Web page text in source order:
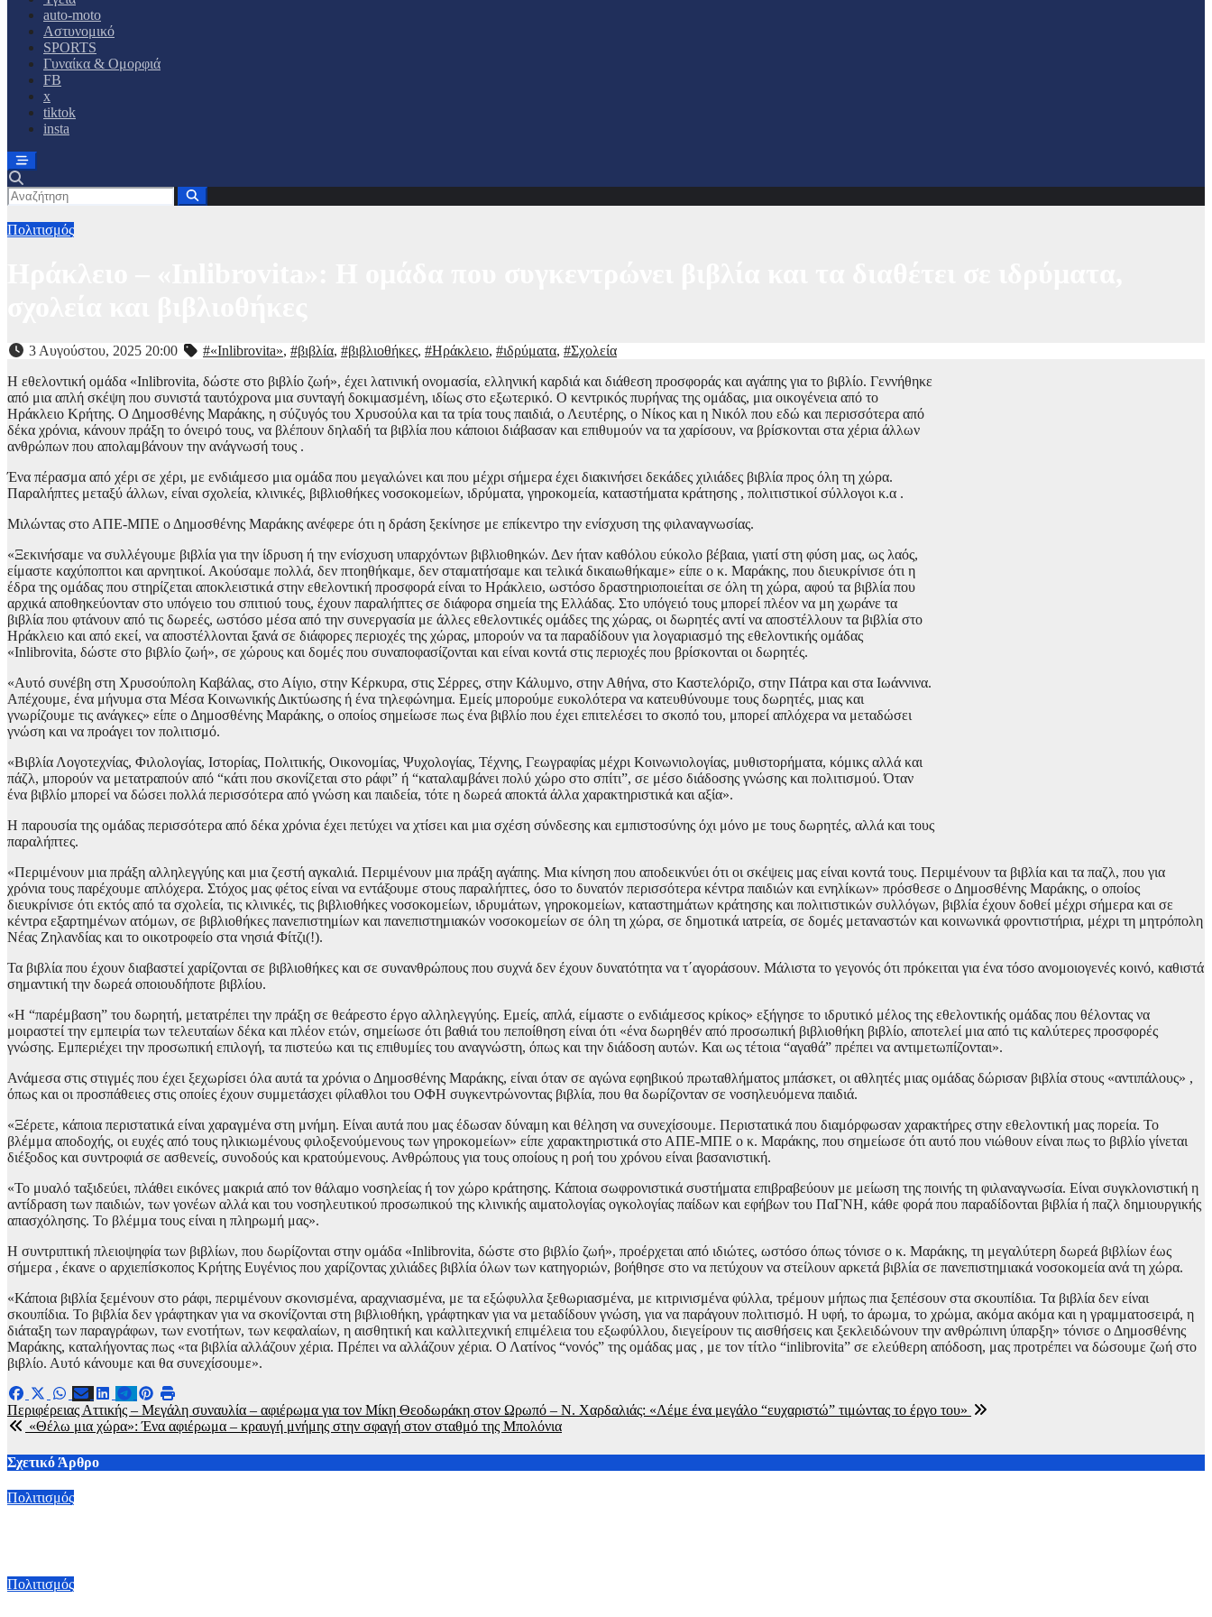
auto-moto
Αστυνομικό
SPORTS
Γυναίκα & Ομορφιά
FB
x
tiktok
insta
Πολιτισμός
3 Αυγούστου, 2025 20:00 #«Inlibrovita», #βιβλία, #βιβλιοθήκες, #Ηράκλειο, #ιδρύματα, #Σχολεία
Η εθελοντική ομάδα «Inlibrovita, δώστε στο βιβλίο ζωή», έχει λατινική ονομασία, ελληνική καρδιά και διάθεση προσφοράς και αγάπης για το βιβλίο. Γεννήθηκε
από μια απλή σκέψη που συνιστά ταυτόχρονα μια συνταγή δοκιμασμένη, ιδίως στο εξωτερικό. Ο κεντρικός πυρήνας της ομάδας, μια οικογένεια από το
Ηράκλειο Κρήτης. Ο Δημοσθένης Μαράκης, η σύζυγός του Χρυσούλα και τα τρία τους παιδιά, ο Λευτέρης, ο Νίκος και η Νικόλ που εδώ και περισσότερα από
δέκα χρόνια, κάνουν πράξη το όνειρό τους, να βλέπουν δηλαδή τα βιβλία που κάποιοι διάβασαν και επιθυμούν να τα χαρίσουν, να βρίσκονται στα χέρια άλλων
ανθρώπων που απολαμβάνουν την ανάγνωσή τους .
Ένα πέρασμα από χέρι σε χέρι, με ενδιάμεσο μια ομάδα που μεγαλώνει και που μέχρι σήμερα έχει διακινήσει δεκάδες χιλιάδες βιβλία προς όλη τη χώρα.
Παραλήπτες μεταξύ άλλων, είναι σχολεία, κλινικές, βιβλιοθήκες νοσοκομείων, ιδρύματα, γηροκομεία, καταστήματα κράτησης , πολιτιστικοί σύλλογοι κ.α .
Μιλώντας στο ΑΠΕ-ΜΠΕ ο Δημοσθένης Μαράκης ανέφερε ότι η δράση ξεκίνησε με επίκεντρο την ενίσχυση της φιλαναγνωσίας.
«Ξεκινήσαμε να συλλέγουμε βιβλία για την ίδρυση ή την ενίσχυση υπαρχόντων βιβλιοθηκών. Δεν ήταν καθόλου εύκολο βέβαια, γιατί στη φύση μας, ως λαός,
είμαστε καχύποπτοι και αρνητικοί. Ακούσαμε πολλά, δεν πτοηθήκαμε, δεν σταματήσαμε και τελικά δικαιωθήκαμε» είπε ο κ. Μαράκης, που διευκρίνισε ότι η
έδρα της ομάδας που στηρίζεται αποκλειστικά στην εθελοντική προσφορά είναι το Ηράκλειο, ωστόσο δραστηριοποιείται σε όλη τη χώρα, αφού τα βιβλία που
αρχικά αποθηκεύονταν στο υπόγειο του σπιτιού τους, έχουν παραλήπτες σε διάφορα σημεία της Ελλάδας. Στο υπόγειό τους μπορεί πλέον να μη χωράνε τα
βιβλία που φτάνουν από τις δωρεές, ωστόσο μέσα από την συνεργασία με άλλες εθελοντικές ομάδες της χώρας, οι δωρητές αντί να αποστέλλουν τα βιβλία στο
Ηράκλειο και από εκεί, να αποστέλλονται ξανά σε διάφορες περιοχές της χώρας, μπορούν να τα παραδίδουν για λογαριασμό της εθελοντικής ομάδας
«Inlibrovita, δώστε στο βιβλίο ζωή», σε χώρους και δομές που συναποφασίζονται και είναι κοντά στις περιοχές που βρίσκονται οι δωρητές.
«Αυτό συνέβη στη Χρυσούπολη Καβάλας, στο Αίγιο, στην Κέρκυρα, στις Σέρρες, στην Κάλυμνο, στην Αθήνα, στο Καστελόριζο, στην Πάτρα και στα Ιωάννινα.
Απέχουμε, ένα μήνυμα στα Μέσα Κοινωνικής Δικτύωσης ή ένα τηλεφώνημα. Εμείς μπορούμε ευκολότερα να κατευθύνουμε τους δωρητές, μιας και
γνωρίζουμε τις ανάγκες» είπε ο Δημοσθένης Μαράκης, ο οποίος σημείωσε πως ένα βιβλίο που έχει επιτελέσει το σκοπό του, μπορεί απλόχερα να μεταδώσει
γνώση και να προάγει τον πολιτισμό.
«Βιβλία Λογοτεχνίας, Φιλολογίας, Ιστορίας, Πολιτικής, Οικονομίας, Ψυχολογίας, Τέχνης, Γεωγραφίας μέχρι Κοινωνιολογίας, μυθιστορήματα, κόμικς αλλά και
πάζλ, μπορούν να μετατραπούν από “κάτι που σκονίζεται στο ράφι” ή “καταλαμβάνει πολύ χώρο στο σπίτι”, σε μέσο διάδοσης γνώσης και πολιτισμού. Όταν
ένα βιβλίο μπορεί να δώσει πολλά περισσότερα από γνώση και παιδεία, τότε η δωρεά αποκτά άλλα χαρακτηριστικά και αξία».
Η παρουσία της ομάδας περισσότερα από δέκα χρόνια έχει πετύχει να χτίσει και μια σχέση σύνδεσης και εμπιστοσύνης όχι μόνο με τους δωρητές, αλλά και τους
παραλήπτες.
«Περιμένουν μια πράξη αλληλεγγύης και μια ζεστή αγκαλιά. Περιμένουν μια πράξη αγάπης. Μια κίνηση που αποδεικνύει ότι οι σκέψεις μας είναι κοντά τους. Περιμένουν τα βιβλία και τα παζλ, που για
χρόνια τους παρέχουμε απλόχερα. Στόχος μας φέτος είναι να εντάξουμε στους παραλήπτες, όσο το δυνατόν περισσότερα κέντρα παιδιών και ενηλίκων» πρόσθεσε ο Δημοσθένης Μαράκης, o οποίος
διευκρίνισε ότι εκτός από τα σχολεία, τις κλινικές, τις βιβλιοθήκες νοσοκομείων, ιδρυμάτων, γηροκομείων, καταστημάτων κράτησης και πολιτιστικών συλλόγων, βιβλία έχουν δοθεί μέχρι σήμερα και σε
κέντρα εξαρτημένων ατόμων, σε βιβλιοθήκες πανεπιστημίων και πανεπιστημιακών νοσοκομείων σε όλη τη χώρα, σε δημοτικά ιατρεία, σε δομές μεταναστών και κοινωνικά φροντιστήρια, μέχρι τη μητρόπολη
Νέας Ζηλανδίας και το οικοτροφείο στα νησιά Φίτζι(!).
Τα βιβλία που έχουν διαβαστεί χαρίζονται σε βιβλιοθήκες και σε συνανθρώπους που συχνά δεν έχουν δυνατότητα να τ΄αγοράσουν. Μάλιστα το γεγονός ότι πρόκειται για ένα τόσο ανομοιογενές κοινό, καθιστά
σημαντική την δωρεά οποιουδήποτε βιβλίου.
«Η “παρέμβαση” του δωρητή, μετατρέπει την πράξη σε θεάρεστο έργο αλληλεγγύης. Εμείς, απλά, είμαστε ο ενδιάμεσος κρίκος» εξήγησε το ιδρυτικό μέλος της εθελοντικής ομάδας που θέλοντας να
μοιραστεί την εμπειρία των τελευταίων δέκα και πλέον ετών, σημείωσε ότι βαθιά του πεποίθηση είναι ότι «ένα δωρηθέν από προσωπική βιβλιοθήκη βιβλίο, αποτελεί μια από τις καλύτερες προσφορές
γνώσης. Εμπεριέχει την προσωπική επιλογή, τα πιστεύω και τις επιθυμίες του αναγνώστη, όπως και την διάδοση αυτών. Και ως τέτοια “αγαθά” πρέπει να αντιμετωπίζονται».
Ανάμεσα στις στιγμές που έχει ξεχωρίσει όλα αυτά τα χρόνια ο Δημοσθένης Μαράκης, είναι όταν σε αγώνα εφηβικού πρωταθλήματος μπάσκετ, οι αθλητές μιας ομάδας δώρισαν βιβλία στους «αντιπάλους» ,
όπως και οι προσπάθειες στις οποίες έχουν συμμετάσχει φίλαθλοι του ΟΦΗ συγκεντρώνοντας βιβλία, που θα δωρίζονταν σε νοσηλευόμενα παιδιά.
«Ξέρετε, κάποια περιστατικά είναι χαραγμένα στη μνήμη. Είναι αυτά που μας έδωσαν δύναμη και θέληση να συνεχίσουμε. Περιστατικά που διαμόρφωσαν χαρακτήρες στην εθελοντική μας πορεία. Το
βλέμμα αποδοχής, οι ευχές από τους ηλικιωμένους φιλοξενούμενους των γηροκομείων» είπε χαρακτηριστικά στο ΑΠΕ-ΜΠΕ ο κ. Μαράκης, που σημείωσε ότι αυτό που νιώθουν είναι πως το βιβλίο γίνεται
διέξοδος και συντροφιά σε ασθενείς, συνοδούς και κρατούμενους. Ανθρώπους για τους οποίους η ροή του χρόνου είναι βασανιστική.
«Το μυαλό ταξιδεύει, πλάθει εικόνες μακριά από τον θάλαμο νοσηλείας ή τον χώρο κράτησης. Κάποια σωφρονιστικά συστήματα επιβραβεύουν με μείωση της ποινής τη φιλαναγνωσία. Είναι συγκλονιστική η
αντίδραση των παιδιών, των γονέων αλλά και του νοσηλευτικού προσωπικού της κλινικής αιματολογίας ογκολογίας παίδων και εφήβων του ΠαΓΝΗ, κάθε φορά που παραδίδονται βιβλία ή παζλ δημιουργικής
απασχόλησης. Το βλέμμα τους είναι η πληρωμή μας».
Η συντριπτική πλειοψηφία των βιβλίων, που δωρίζονται στην ομάδα «Inlibrovita, δώστε στο βιβλίο ζωή», προέρχεται από ιδιώτες, ωστόσο όπως τόνισε ο κ. Μαράκης, τη μεγαλύτερη δωρεά βιβλίων έως
σήμερα , έκανε ο αρχιεπίσκοπος Κρήτης Ευγένιος που χαρίζοντας χιλιάδες βιβλία όλων των κατηγοριών, βοήθησε στο να πετύχουν να στείλουν αρκετά βιβλία σε πανεπιστημιακά νοσοκομεία ανά τη χώρα.
«Κάποια βιβλία ξεμένουν στο ράφι, περιμένουν σκονισμένα, αραχνιασμένα, με τα εξώφυλλα ξεθωριασμένα, με κιτρινισμένα φύλλα, τρέμουν μήπως πια ξεπέσουν στα σκουπίδια. Τα βιβλία δεν είναι
σκουπίδια. Το βιβλία δεν γράφτηκαν για να σκονίζονται στη βιβλιοθήκη, γράφτηκαν για να μεταδίδουν γνώση, για να παράγουν πολιτισμό. Η υφή, το άρωμα, το χρώμα, ακόμα ακόμα και η γραμματοσειρά, η
διάταξη των παραγράφων, των ενοτήτων, των κεφαλαίων, η αισθητική και καλλιτεχνική επιμέλεια του εξωφύλλου, διεγείρουν τις αισθήσεις και ξεκλειδώνουν την ανθρώπινη ύπαρξη» τόνισε ο Δημοσθένης
Μαράκης, καταλήγοντας πως «τα βιβλία αλλάζουν χέρια. Πρέπει να αλλάζουν χέρια. Ο Λατίνος “νονός” της ομάδας μας , με τον τίτλο “inlibrovita” σε ελεύθερη απόδοση, μας προτρέπει να δώσουμε ζωή στο
βιβλίο. Αυτό κάνουμε και θα συνεχίσουμε».
Πλοήγηση
άρθρων
Περιφέρειας Αττικής – Μεγάλη συναυλία – αφιέρωμα για τον Μίκη Θεοδωράκη στον Ωρωπό – Ν. Χαρδαλιάς: «Λέμε ένα μεγάλο “ευχαριστώ” τιμώντας το έργο του»
«Θέλω μια χώρα»: Ένα αφιέρωμα – κραυγή μνήμης στην σφαγή στον σταθμό της Μπολόνια
Σχετικό Άρθρο
Πολιτισμός
Πολιτισμός